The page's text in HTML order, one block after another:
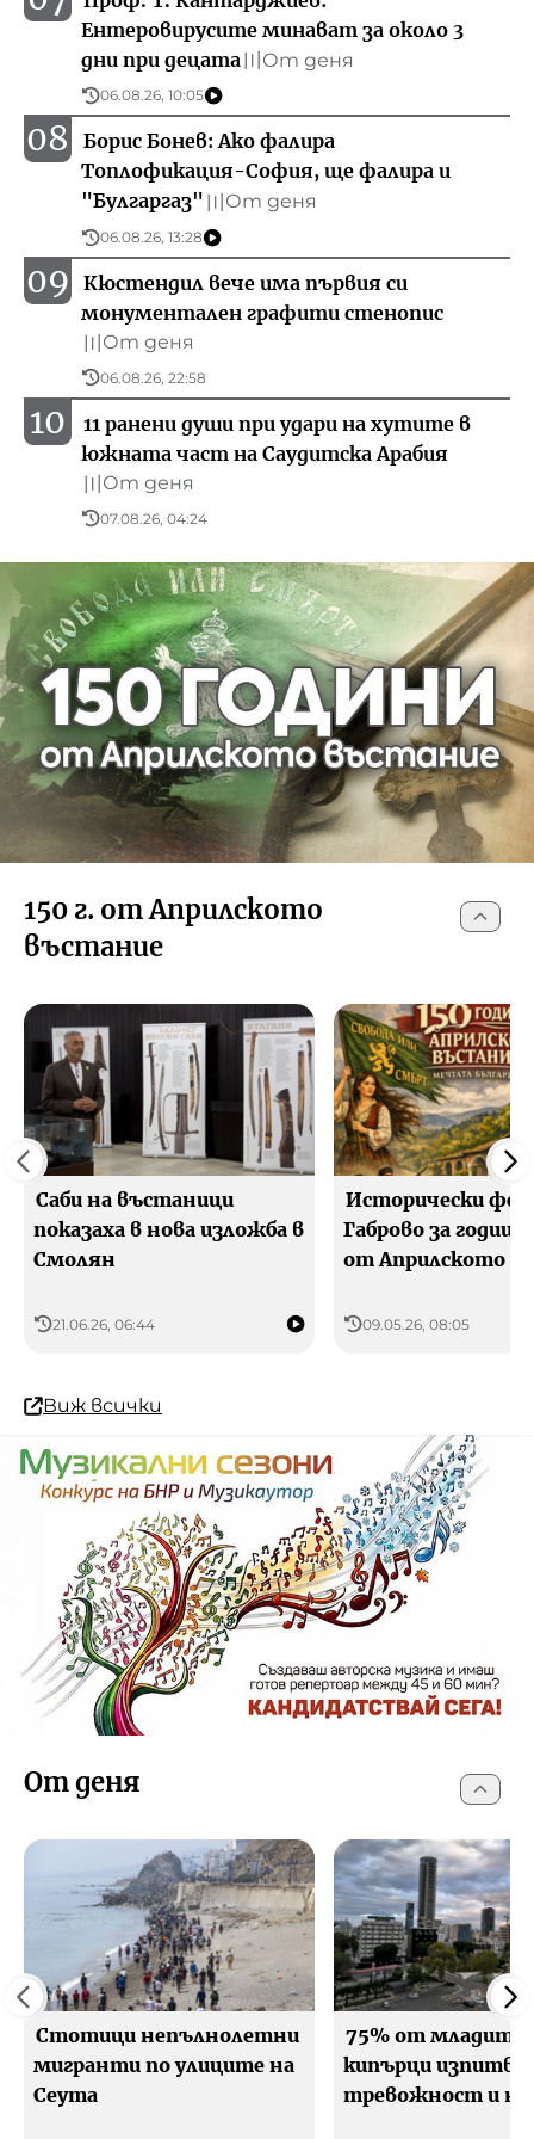
Ентеровирусите минават за около 3
дни при децата 〣 От деня
06.08.26, 10:05
08
Борис Бонев: Ако фалира
Топлофикация-София, ще фалира и
"Булгаргаз" 〣 От деня
06.08.26, 13:28
09
Кюстендил вече има първия си
монументален графити стенопис
〣 От деня
06.08.26, 22:58
10
11 ранени души при удари на хутите в
южната част на Саудитска Арабия
〣 От деня
07.08.26, 04:24
150 г. от Априлското
въстание
Саби на въстаници
показаха в нова изложба в
Смолян
21.06.26, 06:44
Исторически
Габрово за
от Априлското
09.05.26, 08:05
Виж всички
От дeня
Стотици непълнолетни
мигранти по улиците на
Сеута
75% от младите
кипърци
тревожност и